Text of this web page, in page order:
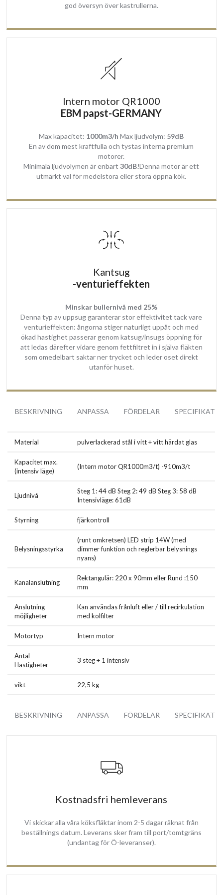
Effektiv LED belysning
köksfläkten till en diskret och snygg inredningsdetalj.
I denna takintegrerade köksfläkt modellen har vi valt att
dig att matcha dina nuvarande LED-lampor i köket med belysningen
i köksfläkten. Belysningen justeras enkelt via den medföljande
Nyans justerbar LED-belysning - 2950° kelvin (varm) upp till 6500°
kelvin (kall).
Driftläge
utblås utanför huset.
som finns att välja i driftläget eller som kan kompletteras i
Plasma filter rengör upp till 99% av matoset, rengör luften i köket,
upp till 15år och behöver inget underhåll.
Material
Köksfläktens kåpa är tillverkad i kvalitetsstål som har lackerats i vit
fettavvisande färg. I mitten har man placerat en stor glaslucka i
ditt kök.
för att tränga igenom till ventilationskanalen.
vare de fettavvisande ytorna. Fettfilter i köksfläkten tas enkelt av
Rekommendationen är att rengöra fettfilter minst en gång i
månaden vid regelbunden matlagning. Passa då samtidigt att torka
av köksfläkten från fett med en disktrasa och lite diskmedel och
Kom ihåg att torka torrt kåpan innan användning! Gör köksfläkten
strömlös vid all underhåll.
Du behöver endast 19 cm inbyggnadshöjd för att få plats med
köksfläkt kåpan i taket.
Finns där inte plats att fälla in köksfläkten i taket, kan man
kan köksfläkten enkelt fällas in i lådan och döljas.
gör också utsugningen mer exakt i hastighet och är mer hållbara än
Denna takintegrerade köksfläkt är en hållbar och effektiv enhet
som kommer att fungera och pryda ditt kök i flera år.
All material och komponenter som har används för att tillverka
god översyn över kastrullerna.
Intern motor QR1000
EBM papst-GERMANY
Max kapacitet: 1000m3/h Max ljudvolym: 59dB
En av dom mest kraftfulla och tystas interna premium
motorer.
Minimala ljudvolymen är enbart30dB!Denna motor är ett
utmärkt val för medelstora eller stora öppna kök.
Kantsug
-venturieffekten
Minskar bullernivå med 25%
Denna typ av uppsug garanterar stor effektivitet tack vare
venturieffekten: ångorna stiger naturligt uppåt och med
ökad hastighet passerar genom katsug/insugs öppning för
att ledas därefter vidare genom fettfiltret in i själva fläkten
som omedelbart saktar ner trycket och leder oset direkt
utanför huset.
BESKRIVNING ANPASSA FÖRDELAR
Material pulverlackerad stål i vitt + vitt härdat glas
Kapacitet max.
(intensiv läge)
(Intern motor QR1000m3/t) -910m3/t
Ljudnivå
Steg 1: 44 dB Steg 2: 49 dB Steg 3: 58 dB
Intensivläge: 61dB
Styrning fjärkontroll
Belysningsstyrka
(runt omkretsen) LED strip 14W (med
dimmer funktion och reglerbar belysnings
nyans)
Kanalanslutning
Rektangulär: 220 x 90mm eller Rund :150
mm
Anslutning
möjligheter
Kan användas frånluft eller / till recirkulation
med kolfilter
Motortyp Intern motor
Antal
Hastigheter
3 steg + 1 intensiv
vikt 22,5 kg
BESKRIVNING ANPASSA FÖRDELAR
Kostnadsfri hemleverans
Vi skickar alla våra köksfläktar inom 2-5 dagar räknat från
beställnings datum. Leverans sker fram till port/tomtgräns
(undantag för Ö-leveranser).